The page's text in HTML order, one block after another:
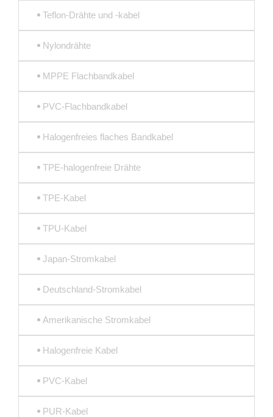
Teflon-Drähte und -kabel
Nylondrähte
MPPE Flachbandkabel
PVC-Flachbandkabel
Halogenfreies flaches Bandkabel
TPE-halogenfreie Drähte
TPE-Kabel
TPU-Kabel
Japan-Stromkabel
Deutschland-Stromkabel
Amerikanische Stromkabel
Halogenfreie Kabel
PVC-Kabel
PUR-Kabel